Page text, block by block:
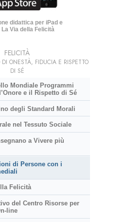
didattica per iPad e
La Via della Felicità
FELICITÀ
ONESTÀ, FIDUCIA E RISPETTO
DI SÉ
Mondiale Programmi
e il Rispetto di Sé
degli Standard Morali
nel Tessuto Sociale
a Vivere più
di Persone con i
Felicità
del Centro Risorse per
line